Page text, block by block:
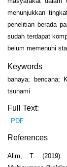
menunjukkan
penelitian berada
sudah terdapat
belum memenuhi
Keywords
bahaya; bencana;
tsunami
Full Text:
PDF
References
Alim, T. (2019).